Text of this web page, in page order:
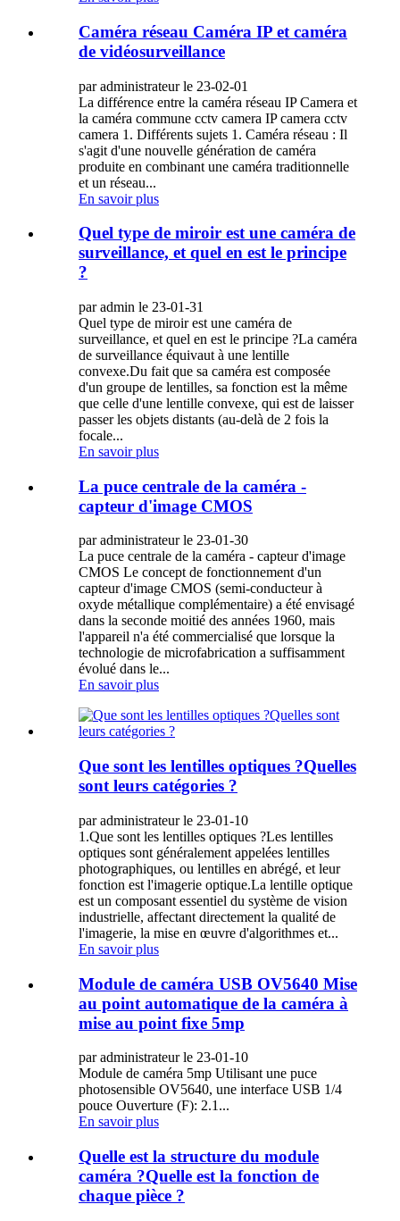
Caméra réseau Caméra IP et caméra
de vidéosurveillance
par administrateur le 23-02-01
La différence entre la caméra réseau IP Camera et
la caméra commune cctv camera IP camera cctv
camera 1. Différents sujets 1. Caméra réseau : Il
s'agit d'une nouvelle génération de caméra
produite en combinant une caméra traditionnelle
et un réseau...
En savoir plus
Quel type de miroir est une caméra de
surveillance, et quel en est le principe
?
par admin le 23-01-31
Quel type de miroir est une caméra de
surveillance, et quel en est le principe ?La caméra
de surveillance équivaut à une lentille
convexe.Du fait que sa caméra est composée
d'un groupe de lentilles, sa fonction est la même
que celle d'une lentille convexe, qui est de laisser
passer les objets distants (au-delà de 2 fois la
focale...
En savoir plus
La puce centrale de la caméra -
capteur d'image CMOS
par administrateur le 23-01-30
La puce centrale de la caméra - capteur d'image
CMOS Le concept de fonctionnement d'un
capteur d'image CMOS (semi-conducteur à
oxyde métallique complémentaire) a été envisagé
dans la seconde moitié des années 1960, mais
l'appareil n'a été commercialisé que lorsque la
technologie de microfabrication a suffisamment
évolué dans le...
En savoir plus
Que sont les lentilles optiques ?Quelles
sont leurs catégories ?
par administrateur le 23-01-10
1.Que sont les lentilles optiques ?Les lentilles
optiques sont généralement appelées lentilles
photographiques, ou lentilles en abrégé, et leur
fonction est l'imagerie optique.La lentille optique
est un composant essentiel du système de vision
industrielle, affectant directement la qualité de
l'imagerie, la mise en œuvre d'algorithmes et...
En savoir plus
Module de caméra USB OV5640 Mise
au point automatique de la caméra à
mise au point fixe 5mp
par administrateur le 23-01-10
Module de caméra 5mp Utilisant une puce
photosensible OV5640, une interface USB 1/4
pouce Ouverture (F): 2.1...
En savoir plus
Quelle est la structure du module
caméra ?Quelle est la fonction de
chaque pièce ?